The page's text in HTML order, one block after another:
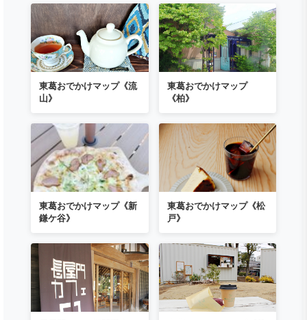
東葛おでかけマップ《流
山》
東葛おでかけマップ
《柏》
東葛おでかけマップ《新
鎌ケ谷》
東葛おでかけマップ《松
戸》